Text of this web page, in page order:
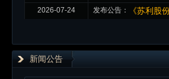
2026-07-24 发布公告： 《苏利股
新闻公告